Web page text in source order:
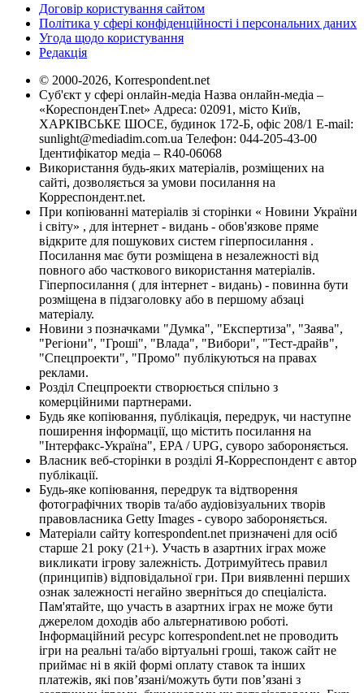
Договір користування сайтом
Політика у сфері конфіденційності і персональних даних
Угода щодо користування
Редакція
© 2000-2026, Korrespondent.net
Суб'єкт у сфері онлайн-медіа Назва онлайн-медіа –
«КореспонденТ.net» Адреса: 02091, місто Київ,
ХАРКІВСЬКЕ ШОСЕ, будинок 172-Б, офіс 208/1 E-mail:
sunlight@mediadim.com.ua Телефон: 044-205-43-00
Ідентифікатор медіа – R40-06068
Використання будь-яких матеріалів, розміщених на
сайті, дозволяється за умови посилання на
Корреспондент.net.
При копіюванні матеріалів зі сторінки « Новини України
і світу» , для інтернет - видань - обов'язкове пряме
відкрите для пошукових систем гіперпосилання .
Посилання має бути розміщена в незалежності від
повного або часткового використання матеріалів.
Гіперпосилання ( для інтернет - видань) - повинна бути
розміщена в підзаголовку або в першому абзаці
матеріалу.
Новини з позначками "Думка", "Експертиза", "Заява",
"Регіони", "Гроші", "Влада", "Вибори", "Тест-драйв",
"Спецпроекти", "Промо" публікуються на правах
реклами.
Розділ Спецпроекти створюється спільно з
комерційними партнерами.
Будь яке копіювання, публікація, передрук, чи наступне
поширення інформації, що містить посилання на
"Інтерфакс-Україна", EPA / UPG, суворо забороняється.
Власник веб-сторінки в розділі Я-Корреспондент є автор
публікації.
Будь-яке копіювання, передрук та відтворення
фотографічних творів та/або аудіовізуальних творів
правовласника Getty Images - суворо забороняється.
Матеріали сайту korrespondent.net призначені для осіб
старше 21 року (21+). Участь в азартних іграх може
викликати ігрову залежність. Дотримуйтесь правил
(принципів) відповідальної гри. При виявленні перших
ознак залежності негайно зверніться до спеціаліста.
Пам'ятайте, що участь в азартних іграх не може бути
джерелом доходів або альтернативою роботі.
Інформаційний ресурс korrespondent.net не проводить
ігри на реальні та/або віртуальні гроші, також сайт не
приймає ні в якій формі оплату ставок та інших
платежів, які пов’язані/можуть бути пов’язані з